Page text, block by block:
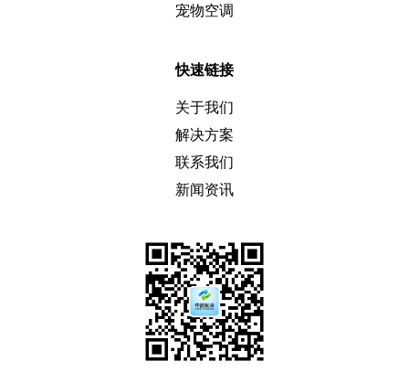
宠物空调
快速链接
关于我们
解决方案
联系我们
新闻资讯